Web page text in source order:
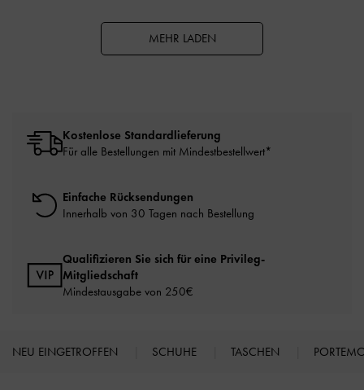
MEHR LADEN
Kostenlose Standardlieferung
Für alle Bestellungen mit Mindestbestellwert*
Einfache Rücksendungen
Innerhalb von 30 Tagen nach Bestellung
Qualifizieren Sie sich für eine Privileg-
Mitgliedschaft
Mindestausgabe von 250€
NEU EINGETROFFEN SCHUHE TASCHEN